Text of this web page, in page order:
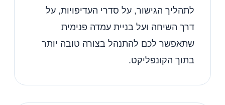
לתהליך הגישור, על סדרי העדיפויות, על
דרך השיחה ועל בניית עמדה פנימית
שתאפשר לכם להתנהל בצורה טובה יותר
בתוך הקונפליקט.